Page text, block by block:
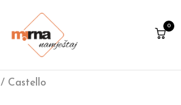
0
/ Castello